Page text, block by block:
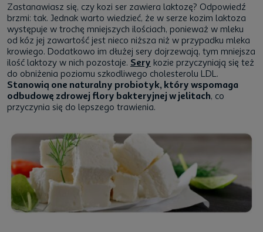
Zastanawiasz się, czy kozi ser zawiera laktozę? Odpowiedź
brzmi: tak. Jednak warto wiedzieć, że w serze kozim laktoza
występuje w trochę mniejszych ilościach, ponieważ w mleku
od kóz jej zawartość jest nieco niższa niż w przypadku mleka
krowiego. Dodatkowo im dłużej sery dojrzewają, tym mniejsza
ilość laktozy w nich pozostaje. Sery kozie przyczyniają się też
do obniżenia poziomu szkodliwego cholesterolu LDL.
Stanowią one naturalny probiotyk, który wspomaga
odbudowę zdrowej flory bakteryjnej w jelitach, co
przyczynia się do lepszego trawienia.